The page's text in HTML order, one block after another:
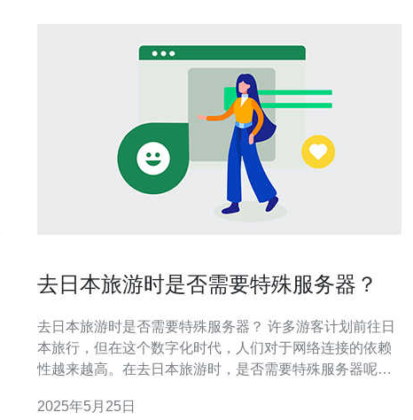
去日本旅游时是否需要特殊服务器？
去日本旅游时是否需要特殊服务器？ 许多游客计划前往日
本旅行，但在这个数字化时代，人们对于网络连接的依赖
性越来越高。在去日本旅游时，是否需要特殊服务器呢？
家，拥有先进的网络基础设施。大多数地区都有稳定的互
2025年5月25日